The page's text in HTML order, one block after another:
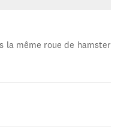
la même roue de hamster